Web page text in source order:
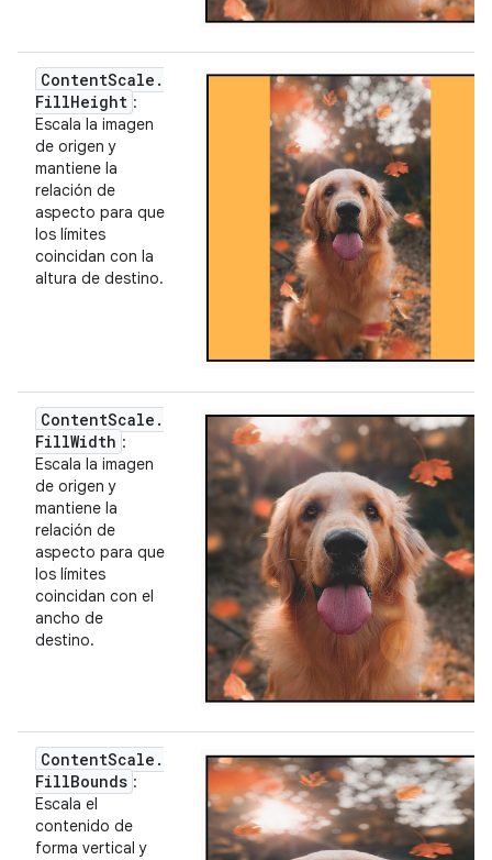
ContentScale .
FillHeight :
Escala la imagen
de origen y
mantiene la
relación de
aspecto para que
los límites
coincidan con la
altura de destino.
ContentScale .
FillWidth :
Escala la imagen
de origen y
mantiene la
relación de
aspecto para que
los límites
coincidan con el
ancho de
destino.
ContentScale .
FillBounds :
Escala el
contenido de
forma vertical y